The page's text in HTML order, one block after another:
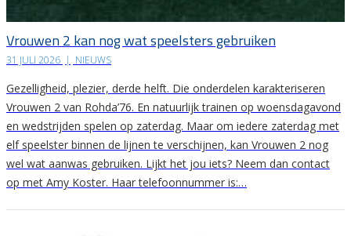
Vrouwen 2 kan nog wat speelsters gebruiken
31 JULI 2026 | NIEUWS
Gezelligheid, plezier, derde helft. Die onderdelen karakteriseren
Vrouwen 2 van Rohda’76. En natuurlijk trainen op woensdagavond
en wedstrijden spelen op zaterdag. Maar om iedere zaterdag met
elf speelster binnen de lijnen te verschijnen, kan Vrouwen 2 nog
wel wat aanwas gebruiken. Lijkt het jou iets? Neem dan contact
op met Amy Koster. Haar telefoonnummer is:…